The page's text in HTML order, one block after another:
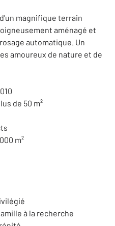
magnifique terrain
aménagé et
automatique. Un
amoureux de nature et de
de 50 m²
m²
à la recherche